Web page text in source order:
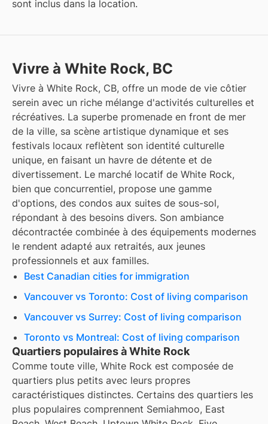
sont inclus dans la location.
Vivre à White Rock, BC
Vivre à White Rock, CB, offre un mode de vie côtier
serein avec un riche mélange d'activités culturelles et
récréatives. La superbe promenade en front de mer
de la ville, sa scène artistique dynamique et ses
festivals locaux reflètent son identité culturelle
unique, en faisant un havre de détente et de
divertissement. Le marché locatif de White Rock,
bien que concurrentiel, propose une gamme
d'options, des condos aux suites de sous-sol,
répondant à des besoins divers. Son ambiance
décontractée combinée à des équipements modernes
le rendent adapté aux retraités, aux jeunes
professionnels et aux familles.
Best Canadian cities for immigration
Vancouver vs Toronto: Cost of living comparison
Vancouver vs Surrey: Cost of living comparison
Toronto vs Montreal: Cost of living comparison
Quartiers populaires à White Rock
Comme toute ville, White Rock est composée de
quartiers plus petits avec leurs propres
caractéristiques distinctes. Certains des quartiers les
plus populaires comprennent Semiahmoo, East